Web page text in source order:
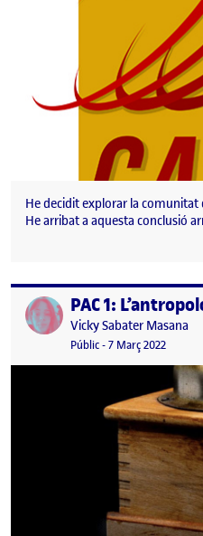
He decidit explorar la comunitat
He arribat a aquesta conclusió
Publicat perPAC 1:
Publicat per
Vicky Sabater Masana
Visibilitat:
Públic-Data de publicació
7 Març 20227 març,